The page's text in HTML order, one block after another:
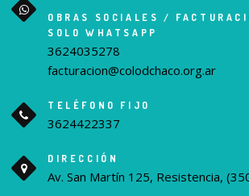
OBRAS SOCIALES /
SOLO WHATSAPP
3624035278
facturacion@colodchaco.org.ar
TELÉFONO FIJO
3624422337
DIRECCIÓN
Av. San Martín 125, Resistencia,